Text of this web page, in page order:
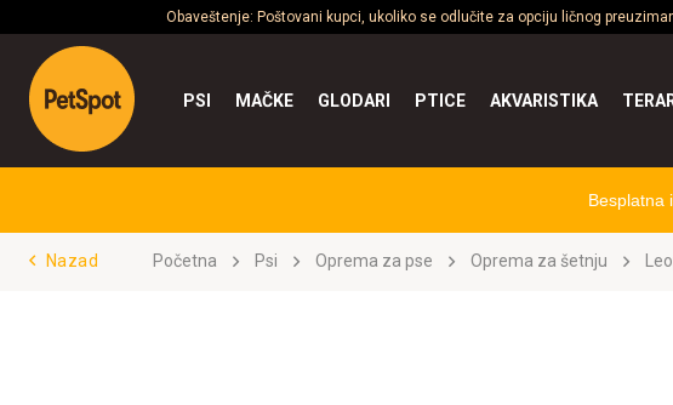
Obaveštenje: Poštovani kupci, ukoliko se odlučite za opciju ličnog
PSI MAČKE GLODARI PTICE AKVARISTIKA
Besplatna
Nazad Početna Psi Oprema za pse Oprema za šetnju